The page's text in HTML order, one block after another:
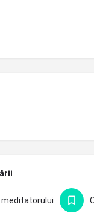
meditatorului